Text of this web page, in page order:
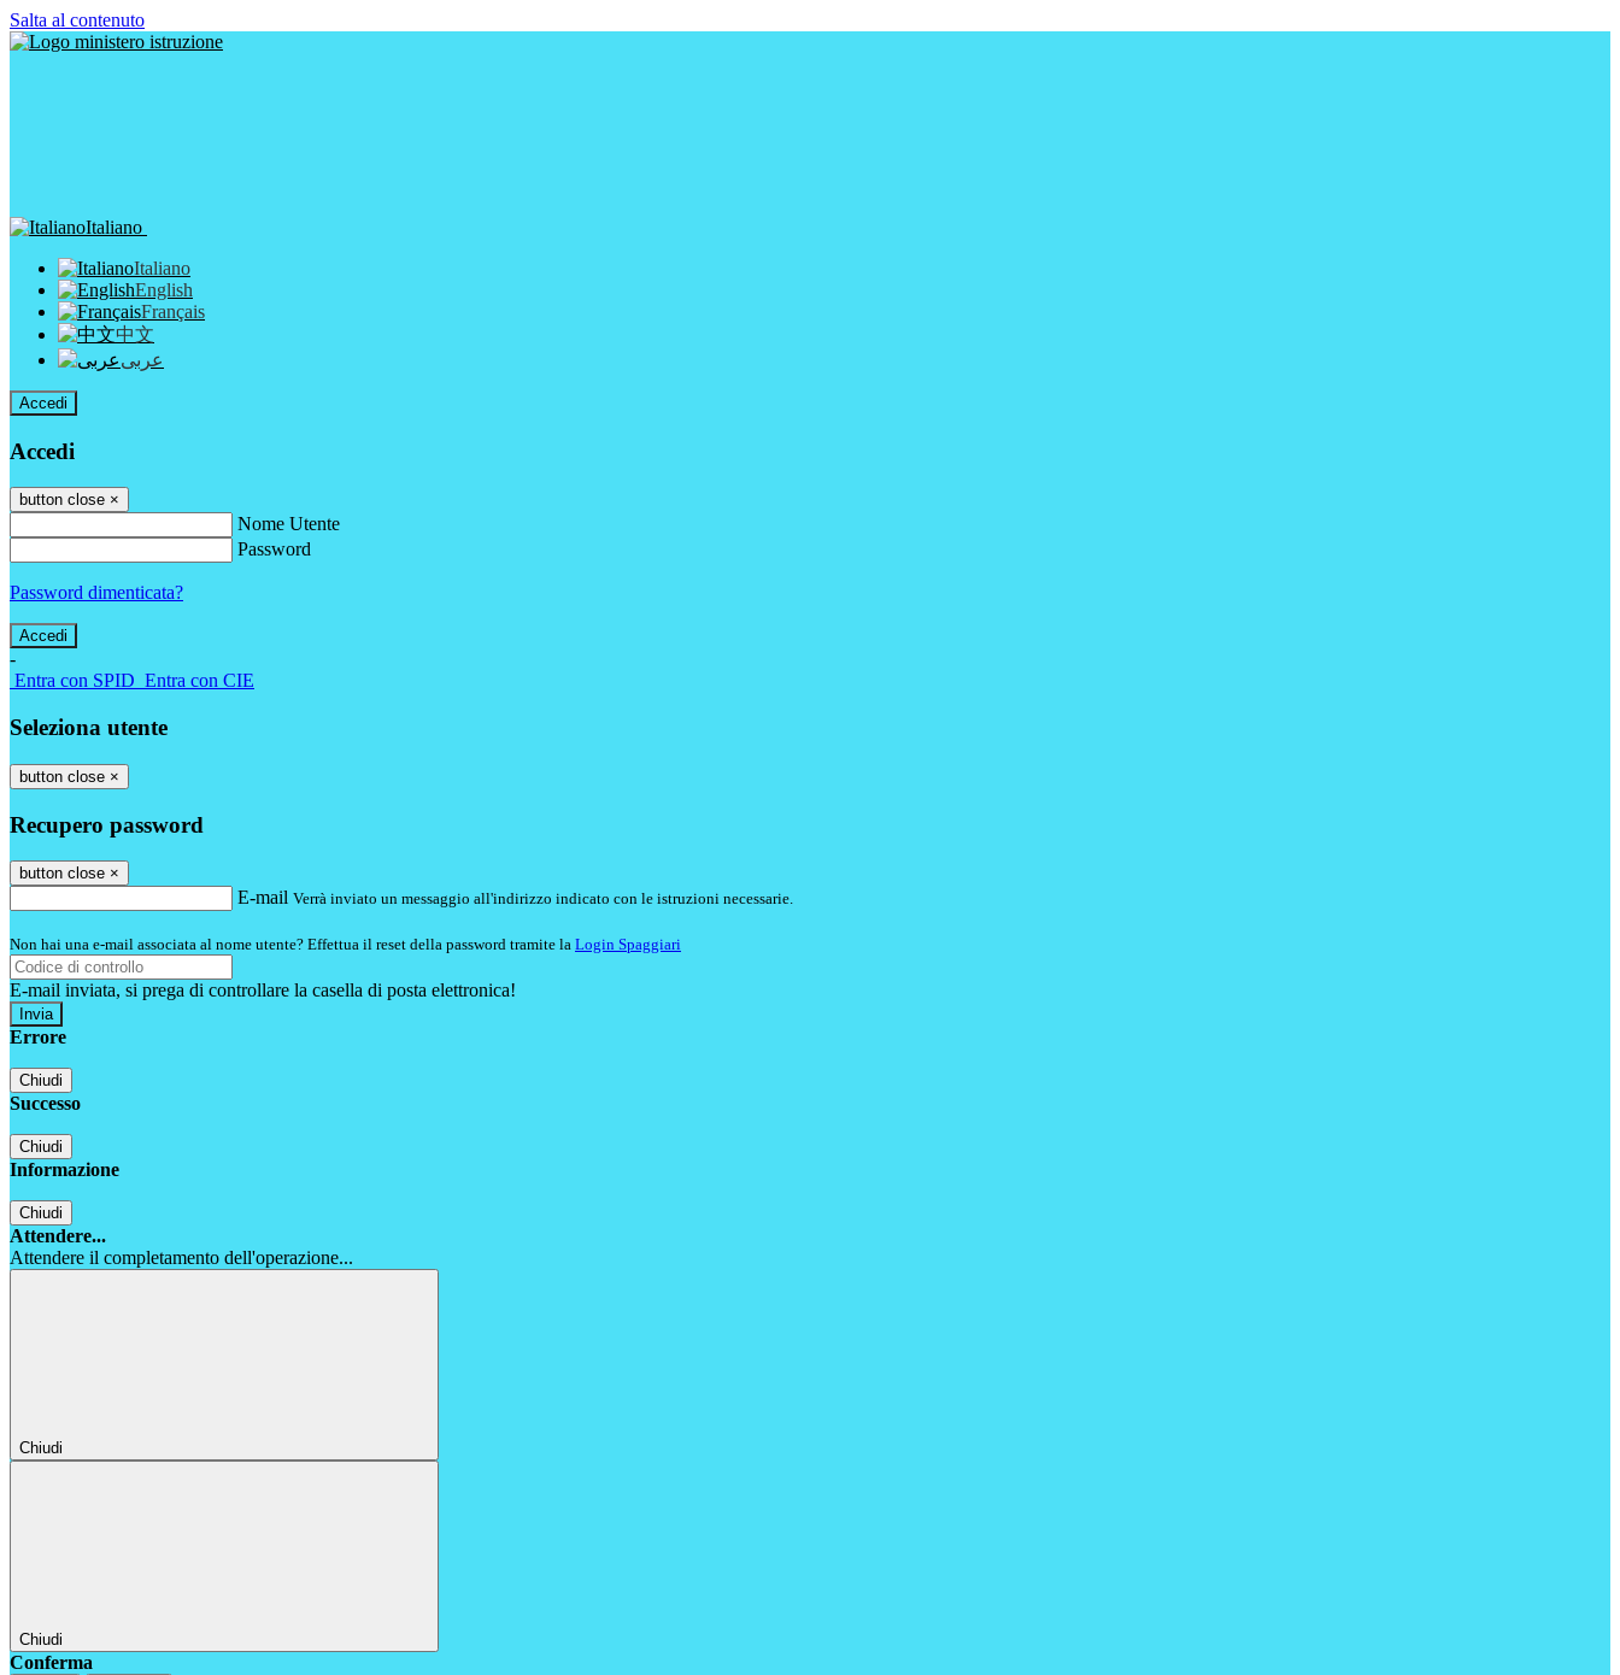
Salta al contenuto
Italiano
Italiano
English
Français
中文
عربى
Accedi
Accedi
button close ×
Nome Utente
Password
Password dimenticata?
-
Entra con SPID Entra con CIE
Seleziona utente
button close ×
Recupero password
button close ×
E-mail Verrà inviato un messaggio all'indirizzo indicato con le istruzioni necessarie.
Non hai una e-mail associata al nome utente? Effettua il reset della password tramite la Login Spaggiari
E-mail inviata, si prega di controllare la casella di posta elettronica!
Errore
Chiudi
Successo
Chiudi
Informazione
Chiudi
Attendere...
Attendere il completamento dell'operazione...
Chiudi
Chiudi
Conferma